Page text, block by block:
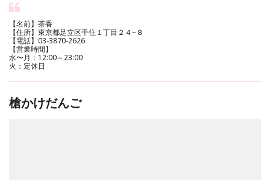
【名前】茶香
【住所】東京都足立区千住１丁目２４−８
【電話】03-3870-2626
【営業時間】
水〜月：12:00～23:00
火：定休日
槍かけだんご